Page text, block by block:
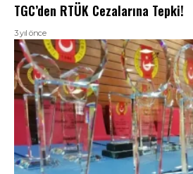
TGC’den RTÜK Cezalarına Tepki!
3 yıl önce